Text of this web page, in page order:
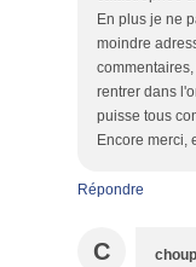
En plus je ne
moindre
rentrer dans
puisse tous
Encore merci,
Répondre
C